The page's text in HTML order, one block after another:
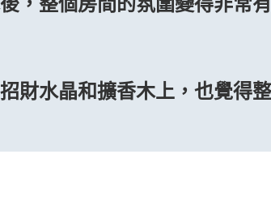
財水晶和擴香木上，也覺得